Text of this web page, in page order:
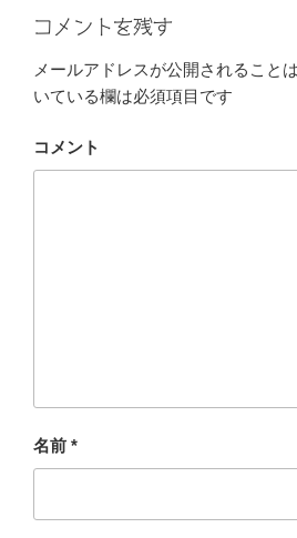
ー
コメントを残す
メールアドレスが公開されること
いている欄は必須項目です
コメント
名前 *